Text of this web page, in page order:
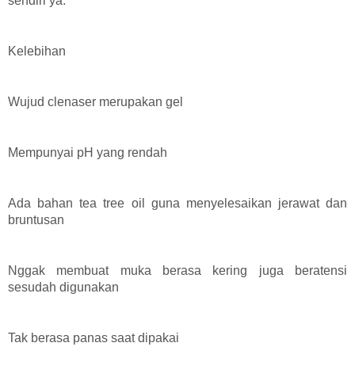
Kelebihan
Wujud clenaser merupakan gel
Mempunyai pH yang rendah
Ada bahan tea tree oil guna menyelesaikan jerawat dan
bruntusan
Nggak membuat muka berasa kering juga beratensi
sesudah digunakan
Tak berasa panas saat dipakai